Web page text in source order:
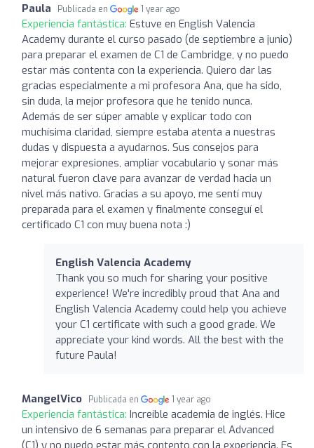
Paula Publicada en 1 year ago
Experiencia fantástica: Estuve en English Valencia
Academy durante el curso pasado (de septiembre a junio)
para preparar el examen de C1 de Cambridge, y no puedo
estar más contenta con la experiencia. Quiero dar las
gracias especialmente a mi profesora Ana, que ha sido,
sin duda, la mejor profesora que he tenido nunca.
Además de ser súper amable y explicar todo con
muchísima claridad, siempre estaba atenta a nuestras
dudas y dispuesta a ayudarnos. Sus consejos para
mejorar expresiones, ampliar vocabulario y sonar más
natural fueron clave para avanzar de verdad hacia un
nivel más nativo. Gracias a su apoyo, me sentí muy
preparada para el examen y finalmente conseguí el
certificado C1 con muy buena nota :)
English Valencia Academy
Thank you so much for sharing your positive
experience! We're incredibly proud that Ana and
English Valencia Academy could help you achieve
your C1 certificate with such a good grade. We
appreciate your kind words. All the best with the
future Paula!
MangelVico Publicada en 1 year ago
Experiencia fantástica: Increíble academia de inglés. Hice
un intensivo de 6 semanas para preparar el Advanced
(C1) y no puedo estar más contento con la experiencia. Es